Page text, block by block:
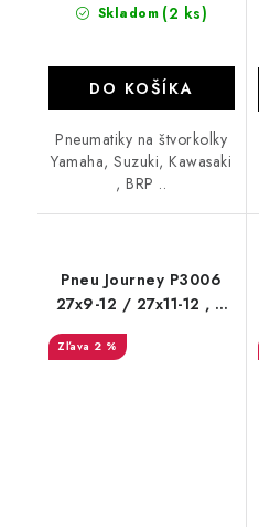
Skladom (2 ks)
DO KOŠÍKA
Pneumatiky na štvorkolky
Yamaha, Suzuki, Kawasaki
, BRP ..
Pneu Journey P3006
27x9-12 / 27x11-12 , 6
2 %